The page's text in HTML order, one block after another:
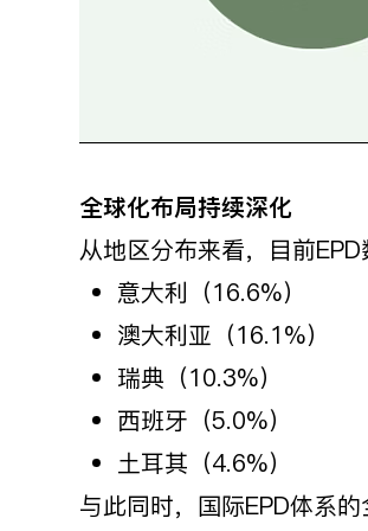
全球化布局持续深化
从地区分布来看，目前EPD
意大利（16.6%）
澳大利亚（16.1%）
瑞典（10.3%）
西班牙（5.0%）
土耳其（4.6%）
与此同时，国际EPD体系